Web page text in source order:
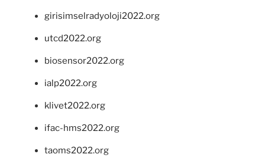
girisimselradyoloji2022.org
utcd2022.org
biosensor2022.org
ialp2022.org
klivet2022.org
ifac-hms2022.org
taoms2022.org